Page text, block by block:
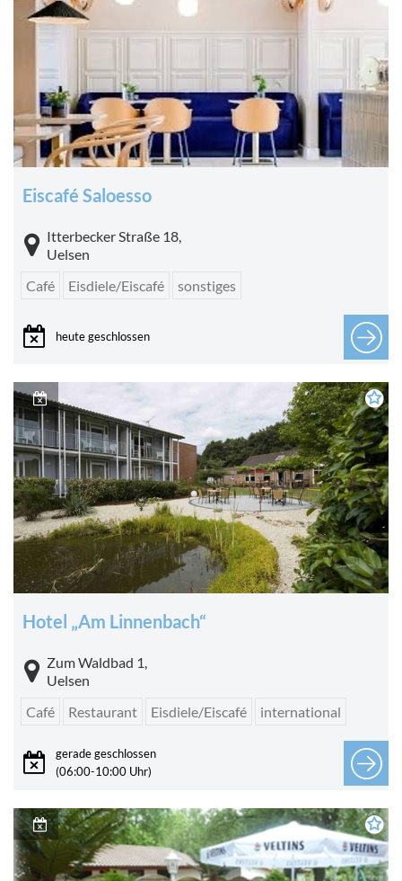
Eiscafé Saloesso
Itterbecker Straße 18,
Uelsen
Café
Eisdiele/Eiscafé sonstiges
heute geschlossen
Hotel „Am Linnenbach“
Zum Waldbad 1,
Uelsen
Café
Restaurant Eisdiele/Eiscafé international
gerade geschlossen
(06:00-10:00 Uhr)